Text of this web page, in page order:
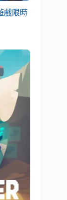
戲限時